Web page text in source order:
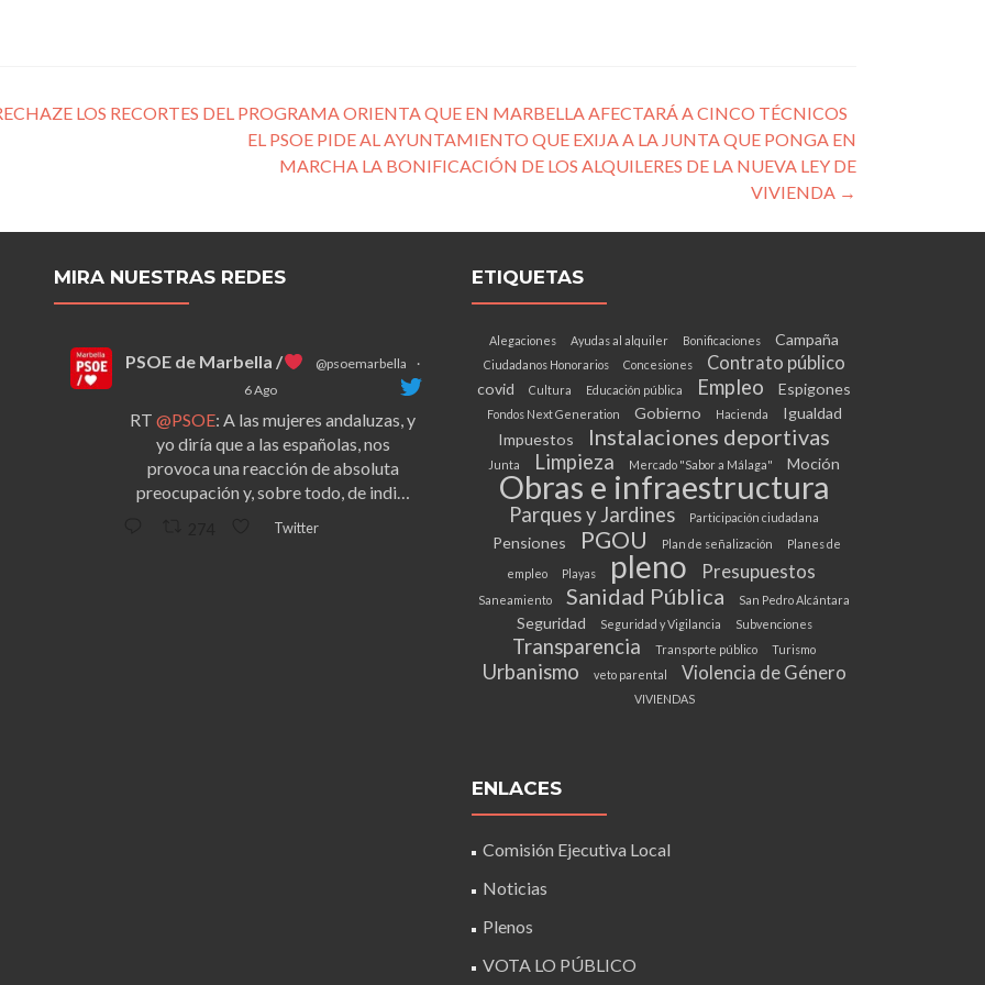
LOS RECORTES DEL PROGRAMA ORIENTA QUE EN MARBELLA AFECTARÁ A CINCO TÉCNICOS
EL PSOE PIDE AL AYUNTAMIENTO QUE EXIJA A LA JUNTA QUE PONGA EN
MARCHA LA BONIFICACIÓN DE LOS ALQUILERES DE LA NUEVA LEY DE
VIVIENDA →
MIRA NUESTRAS REDES
PSOE de Marbella / @psoemarbella
·
6 Ago
RT @PSOE: A las mujeres andaluzas, y
yo diría que a las españolas, nos
provoca una reacción de absoluta
preocupación y, sobre todo, de indi…
Twitter
ETIQUETAS
Alegaciones Ayudas al alquiler Bonificaciones Campaña
Ciudadanos Honorarios Concesiones Contrato público
covid Cultura Educación pública Empleo Espigones
Fondos Next Generation Gobierno Hacienda
Igualdad
Impuestos
Instalaciones deportivas
Junta Limpieza Mercado "Sabor a Málaga" Moción
Obras e infraestructura
Parques y Jardines Participación ciudadana
Pensiones PGOU Plan de señalización Planes de
empleo Playas pleno Presupuestos
Saneamiento Sanidad Pública San Pedro Alcántara
Seguridad Seguridad y Vigilancia Subvenciones
Transparencia Transporte público Turismo
Urbanismo veto parental Violencia de Género
VIVIENDAS
ENLACES
Comisión Ejecutiva Local
Noticias
Plenos
VOTA LO PÚBLICO